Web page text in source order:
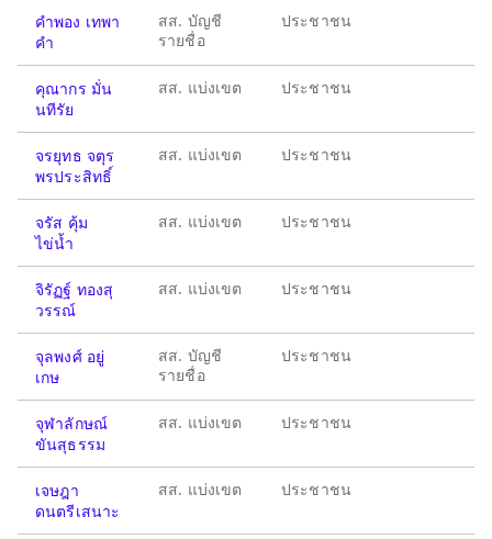
คำพอง เทพา
คำ
สส. บัญชี
รายชื่อ
ประชาชน
คุณากร มั่น
นทีรัย
สส. แบ่งเขต ประชาชน
จรยุทธ จตุร
พรประสิทธิ์
สส. แบ่งเขต ประชาชน
จรัส คุ้ม
ไข่น้ำ
สส. แบ่งเขต ประชาชน
จิรัฏฐ์ ทองสุ
วรรณ์
สส. แบ่งเขต ประชาชน
จุลพงศ์ อยู่
เกษ
สส. บัญชี
รายชื่อ
ประชาชน
จุฬาลักษณ์
ขันสุธรรม
สส. แบ่งเขต ประชาชน
เจษฎา
ดนตรีเสนาะ
สส. แบ่งเขต ประชาชน